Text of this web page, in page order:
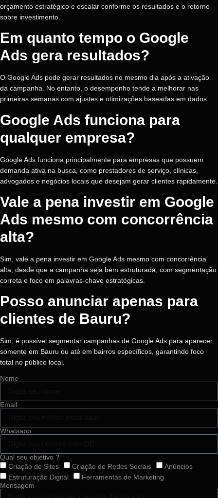
orçamento estratégico e escalar conforme os resultados e o retorno
sobre investimento.
Em quanto tempo o Google
Ads gera resultados?
O Google Ads pode gerar resultados no mesmo dia após a ativação
da campanha. No entanto, o desempenho tende a melhorar nas
primeiras semanas com ajustes e otimizações baseadas em dados.
Google Ads funciona para
qualquer empresa?
Google Ads funciona principalmente para empresas que possuem
demanda ativa na busca, como prestadores de serviço, clínicas,
advogados e negócios locais que desejam gerar clientes rapidamente.
Vale a pena investir em Google
Ads mesmo com concorrência
alta?
Sim, vale a pena investir em Google Ads mesmo com concorrência
alta, desde que a campanha seja bem estruturada, com segmentação
correta e foco em palavras-chave estratégicas.
Posso anunciar apenas para
clientes de Bauru?
Sim, é possível segmentar campanhas de Google Ads para aparecer
somente em Bauru ou até em bairros específicos, garantindo foco
total no público local.
Nome
Email
Whatsapp
Qual seu objetivo ?
Criação de Sites
Criação de Redes Sociais
Anúncios
Estruturação Digital
Ferramentas de Marketing
Mensagem